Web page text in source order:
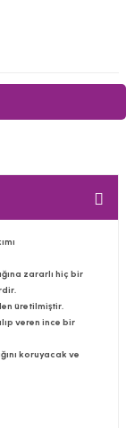
zararlı hiç bir
üretilmiştir.
veren ince bir
koruyacak ve